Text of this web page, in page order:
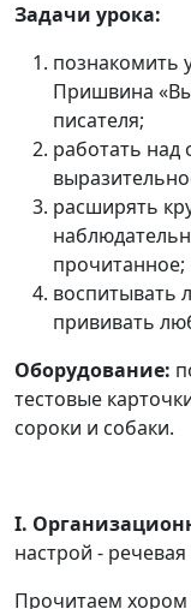
Задачи урока:
познакомить
Пришвина
писателя;
работать над
расширять
прочитанное;
воспитывать
прививать
Оборудование:
тестовые
сороки и собаки.
I.
настрой -
Прочитаем хором